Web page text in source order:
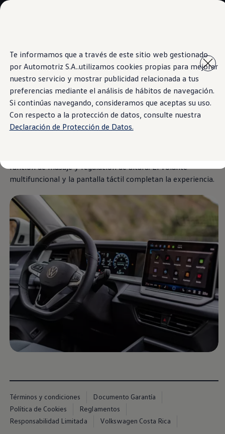
Te informamos que a través de este sitio web gestionado
por Automotriz S.A..utilizamos cookies propias para mejorar
nuestro servicio y mostrar publicidad relacionada a tus
preferencias mediante el análisis de hábitos de navegación.
Si continúas navegando, consideramos que aceptas su uso.
Con respecto a la protección de datos, consulte nuestra
Declaración de Protección de Datos.
contenido
principal
a pie
de
página
Marca y Experiencia
Volkswagen Costa Rica
Blog
Espacio Exclusivo para Prensa
Latin NCAP
Tengo un Volkswagen
Manuales Volkswagen
Postventas
Takata airbag recall campaign
NuevoTiguan
Cotizar
Information
La Magia en el Interior
función de masaje y regulación de altura. El volante
multifuncional y la pantalla táctil completan la experiencia.
Términos y condiciones
Documento Garantía
Política de Cookies
Reglamentos
Responsabilidad Limitada
Volkswagen Costa Rica